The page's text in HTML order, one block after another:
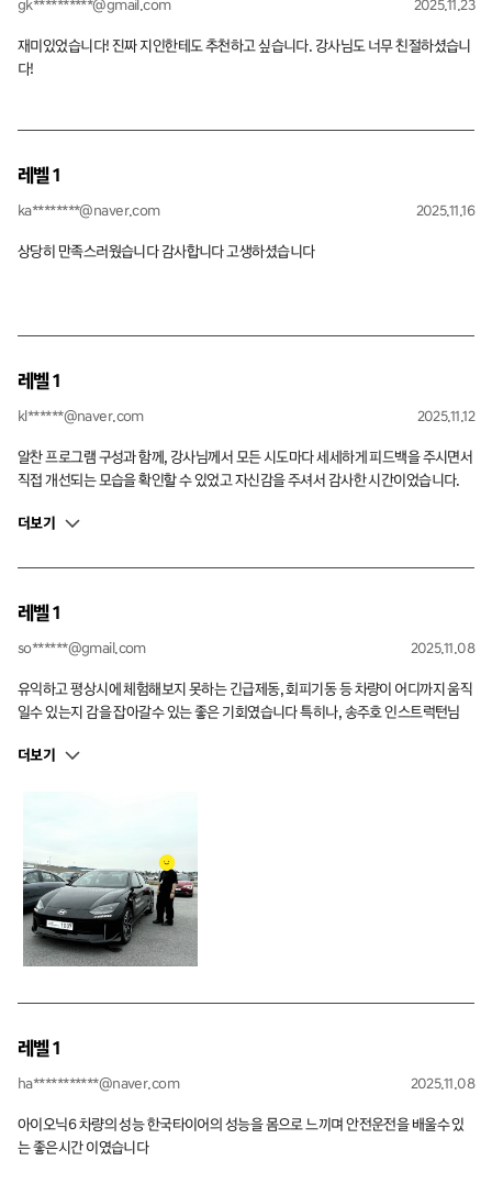
gk**********@gmail.com 2025.11.23
재미있었습니다! 진짜 지인한테도 추천하고 싶습니다. 강사님도 너무 친절하셨습니
다!
레벨 1
ka********@naver.com 2025.11.16
상당히 만족스러웠습니다 감사합니다 고생하셨습니다
레벨 1
kl******@naver.com 2025.11.12
알찬 프로그램 구성과 함께, 강사님께서 모든 시도마다 세세하게 피드백을 주시면서
직접 개선되는 모습을 확인할 수 있었고 자신감을 주셔서 감사한 시간이었습니다.
더보기
레벨 1
so******@gmail.com 2025.11.08
유익하고 평상시에 체험해보지 못하는 긴급제동, 회피기동 등 차량이 어디까지 움직
일수 있는지 감을 잡아갈수 있는 좋은 기회였습니다 특히나, 송주호 인스트럭턴님
라 몸을 직접사용허셔서 이해가 매우 쉬웠습니다 감사합니다 :)
더보기
레벨 1
ha***********@naver.com 2025.11.08
아이오닉6 차량의 성능 한국타이어의 성능을 몸으로 느끼며 안전운전을 배울수 있
는 좋은시간 이였습니다